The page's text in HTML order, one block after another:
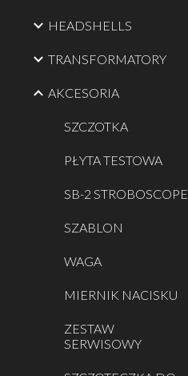
HEADSHELLS
TRANSFORMATORY
AKCESORIA
SZCZOTKA
PŁYTA TESTOWA
SB-2 STROBOSCOPE
SZABLON
WAGA
MIERNIK NACISKU
ZESTAW
SERWISOWY